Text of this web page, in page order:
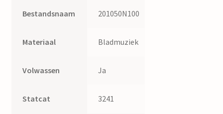
Bestandsnaam 201050N100
Materiaal Bladmuziek
Volwassen Ja
Statcat 3241